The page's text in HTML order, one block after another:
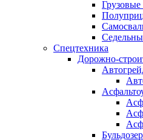
Спецтехника
Дорожно-